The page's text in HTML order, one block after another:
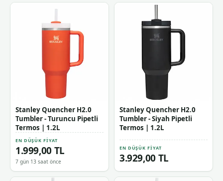
Stanley Quencher H2.0
Tumbler - Turuncu Pipetli
Termos | 1.2L
EN DÜŞÜK FIYAT
1.999,00 TL
7 gün 13 saat önce
Stanley Quencher H2.0
Tumbler - Siyah Pipetli
Termos | 1.2L
EN DÜŞÜK FIYAT
3.929,00 TL